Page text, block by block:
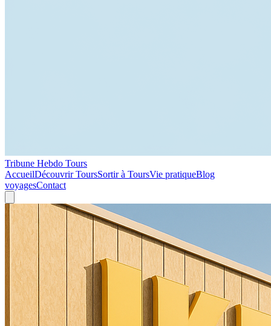
Tribune Hebdo Tours
AccueilDécouvrir ToursSortir à ToursVie pratiqueBlog
voyagesContact